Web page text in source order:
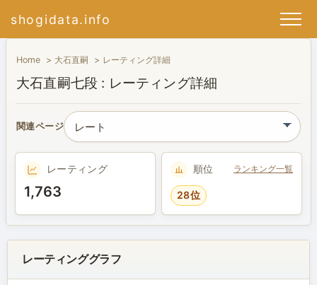
shogidata.info
Home 大石直嗣 レーティング詳細
大石直嗣七段 : レーティング詳細
関連ページ
レーティング
1,763
順位 ランキング一覧
28位
レーティンググラフ